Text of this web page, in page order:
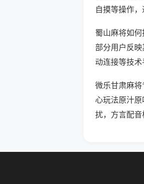
自摸等操作
蜀山麻将如何
部分用户反映
动连接等技术
微乐甘肃麻
心玩法原汁
扰，方言配音